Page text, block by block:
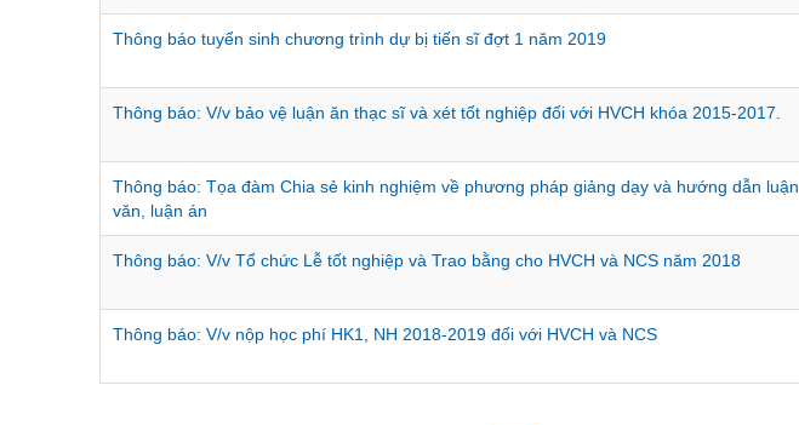
Thông báo tuyển sinh chương trình dự bị tiến sĩ đợt 1 năm 2019
Thông báo: V/v bảo vệ luận ăn thạc sĩ và xét tốt nghiệp đối với HVCH khóa 2015-2017.
Thông báo: Tọa đàm Chia sẻ kinh nghiệm về phương pháp giảng dạy và hướng dẫn luận
văn, luận án
Thông báo: V/v Tổ chức Lễ tốt nghiệp và Trao bằng cho HVCH và NCS năm 2018
Thông báo: V/v nộp học phí HK1, NH 2018-2019 đối với HVCH và NCS